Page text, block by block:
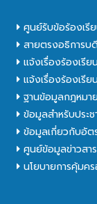
ศูนย์รับข้อร้องเรี
สายตรงอธิการบ
แจ้งเรื่องร้องเรี
แจ้งเรื่องร้องเรี
ฐานข้อมูลกฎหมา
ข้อมูลสำหรับประ
ข้อมูลเกี่ยวกับอัต
ศูนย์ข้อมูลข่าวสา
นโยบายการคุ้ม